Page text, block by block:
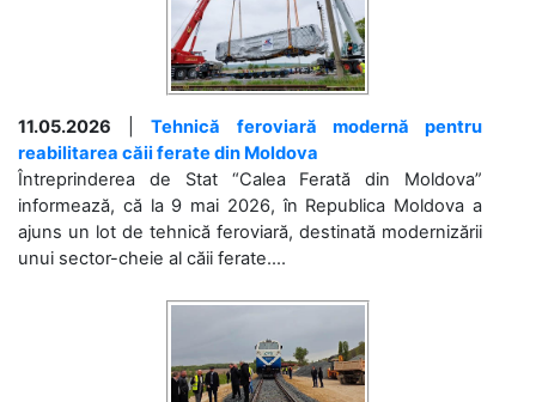
11.05.2026 |Tehnică feroviară modernă pentru
reabilitarea căii ferate din Moldova
Întreprinderea de Stat “Calea Ferată din Moldova”
informează, că la 9 mai 2026, în Republica Moldova a
ajuns un lot de tehnică feroviară, destinată modernizării
unui sector-cheie al căii ferate....